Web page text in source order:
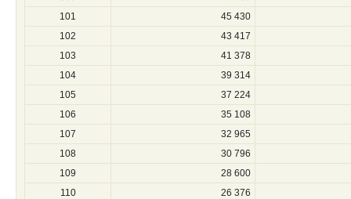
101
45 430
102
43 417
103
41 378
104
39 314
105
37 224
106
35 108
107
32 965
108
30 796
109
28 600
110
26 376